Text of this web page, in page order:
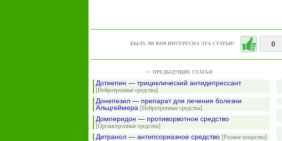
БЫЛА ЛИ ВАМ ИНТЕРЕСНА ЭТА СТАТЬЯ? 0
<< ПРЕДЫДУЩИЕ СТАТЬИ
Дотиепин — трициклический антидепрессант
[Нейротропные средства]
Донепезил — препарат для лечения болезни
Альцгеймера [Нейротропные средства]
Домперидон — противорвотное средство
[Органотропные средства]
Дитранол — антипсориазное средство [Разные вещества]